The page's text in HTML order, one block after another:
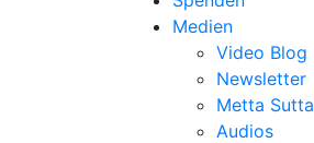
Medien
Video Blog
Newsletter
Metta Sutta
Audios